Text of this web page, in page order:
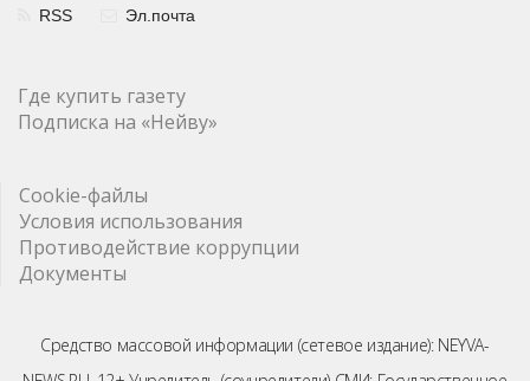
RSS Эл.почта
Где купить газету
Подписка на «Нейву»
Cookie-файлы
Условия использования
Противодействие коррупции
Документы
Средство массовой информации (сетевое издание): NEYVA-